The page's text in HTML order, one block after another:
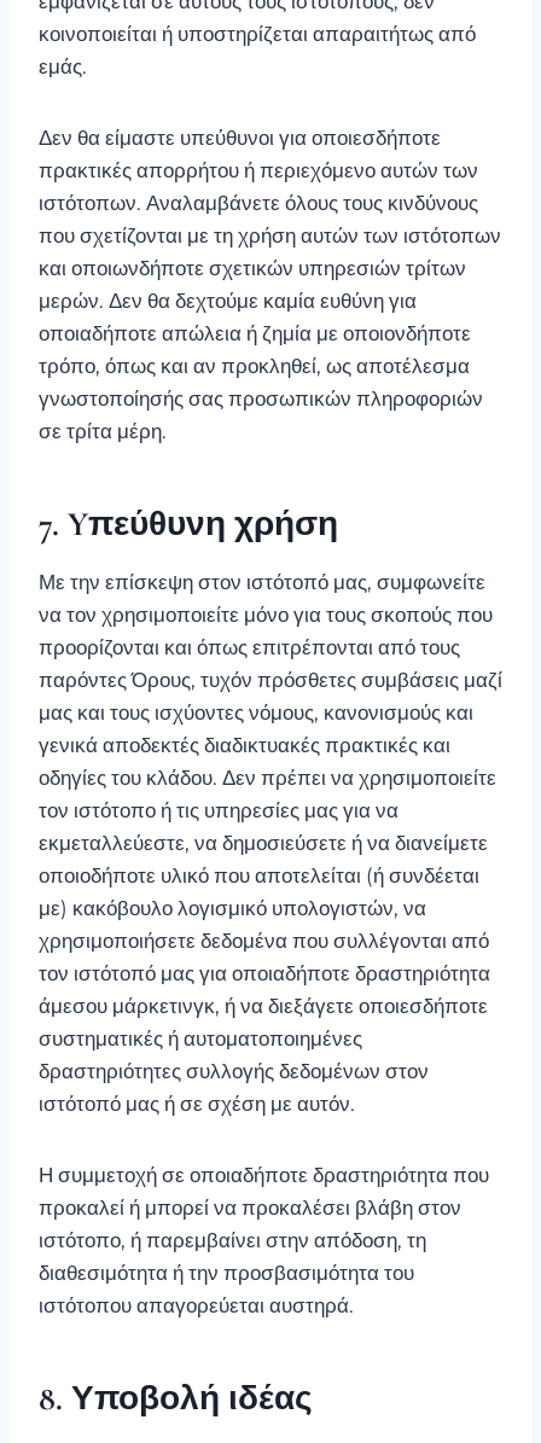
κοινοποιείται ή υποστηρίζεται απαραιτήτως από
εμάς.
Δεν θα είμαστε υπεύθυνοι για οποιεσδήποτε
πρακτικές απορρήτου ή περιεχόμενο αυτών των
ιστότοπων. Αναλαμβάνετε όλους τους κινδύνους
που σχετίζονται με τη χρήση αυτών των ιστότοπων
και οποιωνδήποτε σχετικών υπηρεσιών τρίτων
μερών. Δεν θα δεχτούμε καμία ευθύνη για
οποιαδήποτε απώλεια ή ζημία με οποιονδήποτε
τρόπο, όπως και αν προκληθεί, ως αποτέλεσμα
γνωστοποίησής σας προσωπικών πληροφοριών
σε τρίτα μέρη.
7. Yπεύθυνη χρήση
Με την επίσκεψη στον ιστότοπό μας, συμφωνείτε
να τον χρησιμοποιείτε μόνο για τους σκοπούς που
προορίζονται και όπως επιτρέπονται από τους
παρόντες Όρους, τυχόν πρόσθετες συμβάσεις μαζί
μας και τους ισχύοντες νόμους, κανονισμούς και
γενικά αποδεκτές διαδικτυακές πρακτικές και
οδηγίες του κλάδου. Δεν πρέπει να χρησιμοποιείτε
τον ιστότοπο ή τις υπηρεσίες μας για να
εκμεταλλεύεστε, να δημοσιεύσετε ή να διανείμετε
οποιοδήποτε υλικό που αποτελείται (ή συνδέεται
με) κακόβουλο λογισμικό υπολογιστών, να
χρησιμοποιήσετε δεδομένα που συλλέγονται από
τον ιστότοπό μας για οποιαδήποτε δραστηριότητα
άμεσου μάρκετινγκ, ή να διεξάγετε οποιεσδήποτε
συστηματικές ή αυτοματοποιημένες
δραστηριότητες συλλογής δεδομένων στον
ιστότοπό μας ή σε σχέση με αυτόν.
Η συμμετοχή σε οποιαδήποτε δραστηριότητα που
προκαλεί ή μπορεί να προκαλέσει βλάβη στον
ιστότοπο, ή παρεμβαίνει στην απόδοση, τη
διαθεσιμότητα ή την προσβασιμότητα του
ιστότοπου απαγορεύεται αυστηρά.
8. Υποβολή ιδέας